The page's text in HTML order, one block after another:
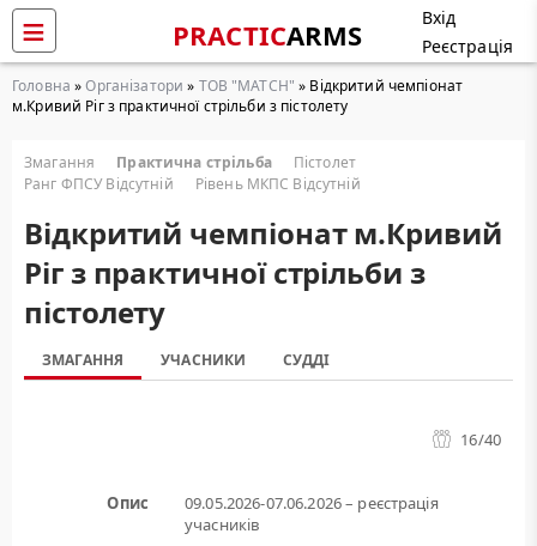
PRACTICARMS
Вхід
Реєстрація
Головна »Організатори » ТОВ "МАТСН" » Відкритий чемпіонат
м.Кривий Ріг з практичної стрільби з пістолету
Змагання Практична стрільба
Пістолет
Ранг ФПСУ Відсутній
Рівень МКПС Відсутній
Відкритий чемпіонат м.Кривий
Ріг з практичної стрільби з
пістолету
ЗМАГАННЯ УЧАСНИКИ СУДДІ
16/40
Опис
09.05.2026-07.06.2026 – реєстрація
учасників